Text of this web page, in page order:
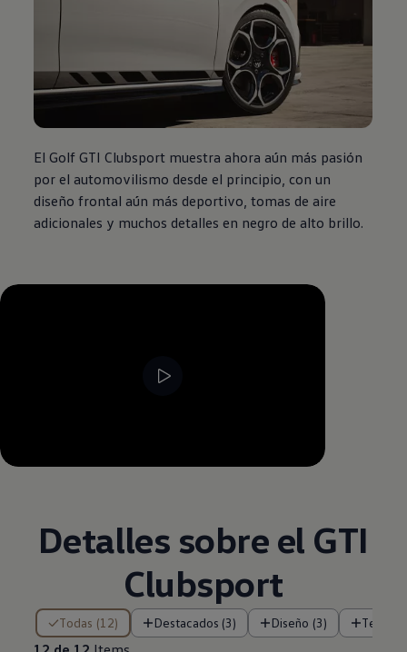
El Golf GTI Clubsport muestra ahora aún más pasión
por el automovilismo desde el principio, con un
diseño frontal aún más deportivo, tomas de aire
adicionales y muchos detalles en negro de alto brillo.
Remaining time, --:--
Detalles sobre el GTI
Clubsport
Todas (12) Destacados (3) Diseño (3)
12 de 12 Items